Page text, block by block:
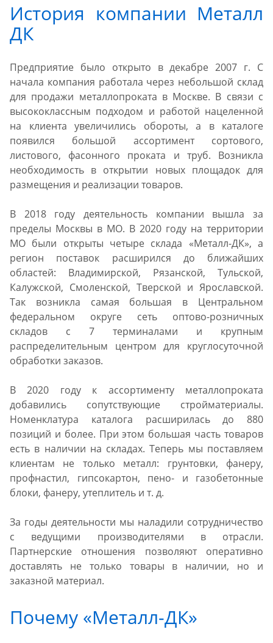
История компании Металл
ДК
Предприятие было открыто в декабре 2007 г. С
начала компания работала через небольшой склад
для продажи металлопроката в Москве. В связи с
высококлассным подходом и работой нацеленной
на клиента увеличились обороты, а в каталоге
появился большой ассортимент сортового,
листового, фасонного проката и труб. Возникла
необходимость в открытии новых площадок для
размещения и реализации товаров.
В 2018 году деятельность компании вышла за
пределы Москвы в МО. В 2020 году на территории
МО были открыты четыре склада «Металл-ДК», а
регион поставок расширился до ближайших
областей: Владимирской, Рязанской, Тульской,
Калужской, Смоленской, Тверской и Ярославской.
Так возникла самая большая в Центральном
федеральном округе сеть оптово-розничных
складов с 7 терминалами и крупным
распределительным центром для круглосуточной
обработки заказов.
В 2020 году к ассортименту металлопроката
добавились сопутствующие стройматериалы.
Номенклатура каталога расширилась до 880
позиций и более. При этом большая часть товаров
есть в наличии на складах. Теперь мы поставляем
клиентам не только металл: грунтовки, фанеру,
профнастил, гипсокартон, пено- и газобетонные
блоки, фанеру, утеплитель и т. д.
За годы деятельности мы наладили сотрудничество
с ведущими производителями в отрасли.
Партнерские отношения позволяют оперативно
доставлять не только товары в наличии, но и
заказной материал.
Почему «Металл-ДК»